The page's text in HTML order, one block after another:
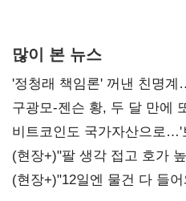
많이 본 뉴스
'정청래 책임론' 꺼낸 친명
때리기
구광모-젠슨 황, 두 달 만에
비트코인도 국가자산으로…'
숙제
(현장+)"팔 생각 접고 호가
20억 키맞추기
(현장+)"12일엔 물건 다 들